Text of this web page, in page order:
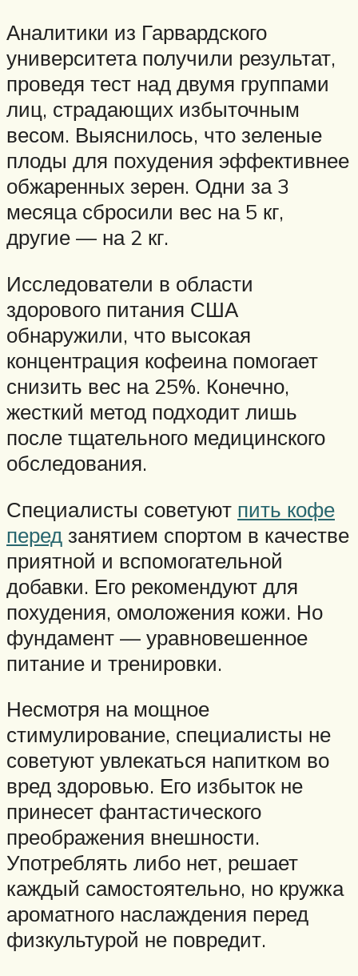
Аналитики из Гарвардского
университета получили результат,
проведя тест над двумя группами
лиц, страдающих избыточным
весом. Выяснилось, что зеленые
плоды для похудения эффективнее
обжаренных зерен. Одни за 3
месяца сбросили вес на 5 кг,
другие — на 2 кг.
Исследователи в области
здорового питания США
обнаружили, что высокая
концентрация кофеина помогает
снизить вес на 25%. Конечно,
жесткий метод подходит лишь
после тщательного медицинского
обследования.
Специалисты советуют пить кофе
перед занятием спортом в качестве
приятной и вспомогательной
добавки. Его рекомендуют для
похудения, омоложения кожи. Но
фундамент — уравновешенное
питание и тренировки.
Несмотря на мощное
стимулирование, специалисты не
советуют увлекаться напитком во
вред здоровью. Его избыток не
принесет фантастического
преображения внешности.
Употреблять либо нет, решает
каждый самостоятельно, но кружка
ароматного наслаждения перед
физкультурой не повредит.